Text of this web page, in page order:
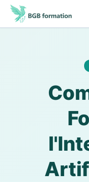
Aller au contenu principal